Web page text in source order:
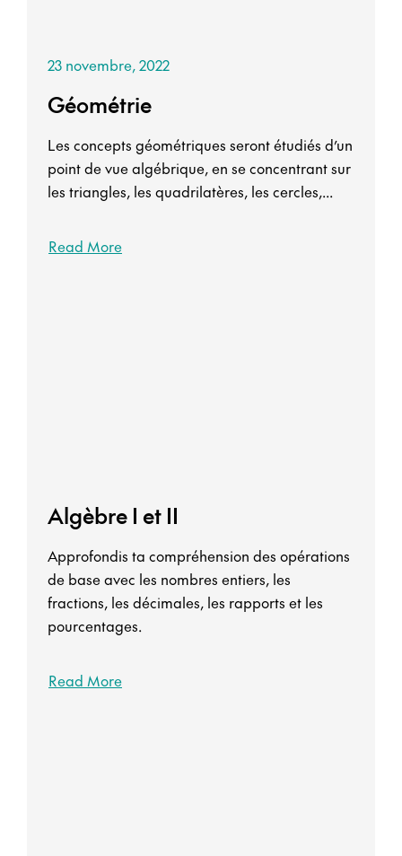
23 novembre, 2022
Géométrie
Les concepts géométriques seront étudiés d’un
point de vue algébrique, en se concentrant sur
les triangles, les quadrilatères, les cercles,...
Read More
Algèbre I et II
Approfondis ta compréhension des opérations
de base avec les nombres entiers, les
fractions, les décimales, les rapports et les
pourcentages.
Read More